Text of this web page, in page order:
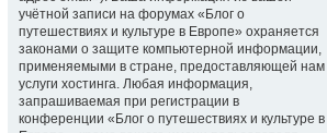
учётной записи на форумах «Блог о
путешествиях и культуре в Европе» охраняется
законами о защите компьютерной информации,
применяемыми в стране, предоставляющей нам
услуги хостинга. Любая информация,
запрашиваемая при регистрации в
конференции «Блог о путешествиях и культуре в